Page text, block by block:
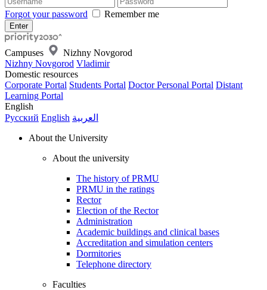
Forgot your password Remember me
Campuses
Nizhny Novgorod
Nizhny Novgorod Vladimir
Domestic resources
Corporate Portal Students Portal Doctor Personal Portal Distant
Learning Portal
English
Русский English العربية
About the University
About the university
The history of PRMU
PRMU in the ratings
Rector
Election of the Rector
Administration
Academic buildings and clinical bases
Accreditation and simulation centers
Dormitories
Telephone directory
Faculties